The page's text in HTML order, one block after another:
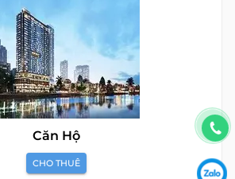
Căn Hộ
CHO THUÊ